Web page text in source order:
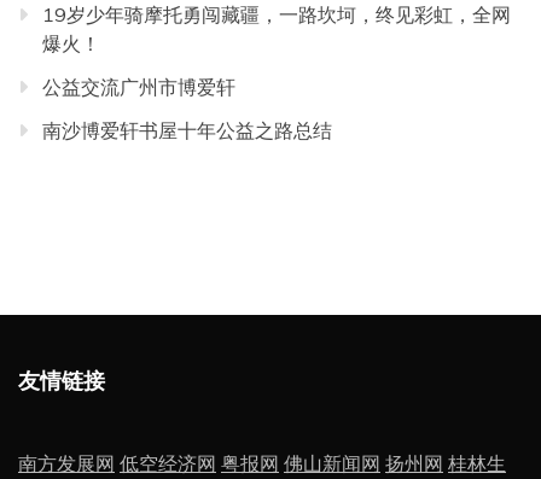
19岁少年骑摩托勇闯藏疆，一路坎坷，终见彩虹，全网
爆火！
公益交流广州市博爱轩
南沙博爱轩书屋十年公益之路总结
友情链接
南方发展网 低空经济网 粤报网 佛山新闻网 扬州网 桂林生